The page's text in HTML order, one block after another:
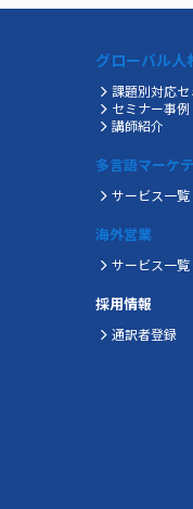
グローバル人
課題別対応セ
セミナー事例
講師紹介
多言語マーケ
サービス一覧
海外営業
サービス一覧
採用情報
通訳者登録